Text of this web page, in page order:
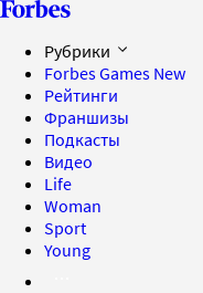
Рубрики
Forbes Games New
Рейтинги
Франшизы
Подкасты
Видео
Life
Woman
Sport
Young